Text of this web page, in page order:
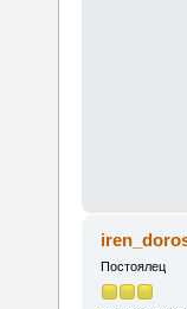
Постоялец